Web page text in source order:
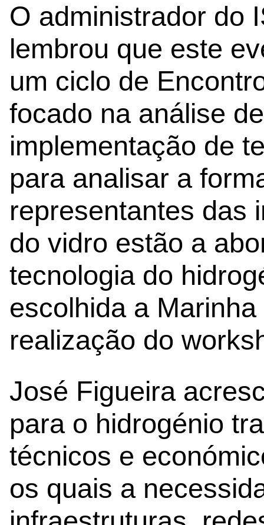
O administrador do
lembrou que este
um ciclo de
focado na análise
implementação de
para analisar a
representantes das
do vidro estão a
tecnologia do
escolhida a
realização do
José Figueira
para o hidrogénio
técnicos e
os quais a